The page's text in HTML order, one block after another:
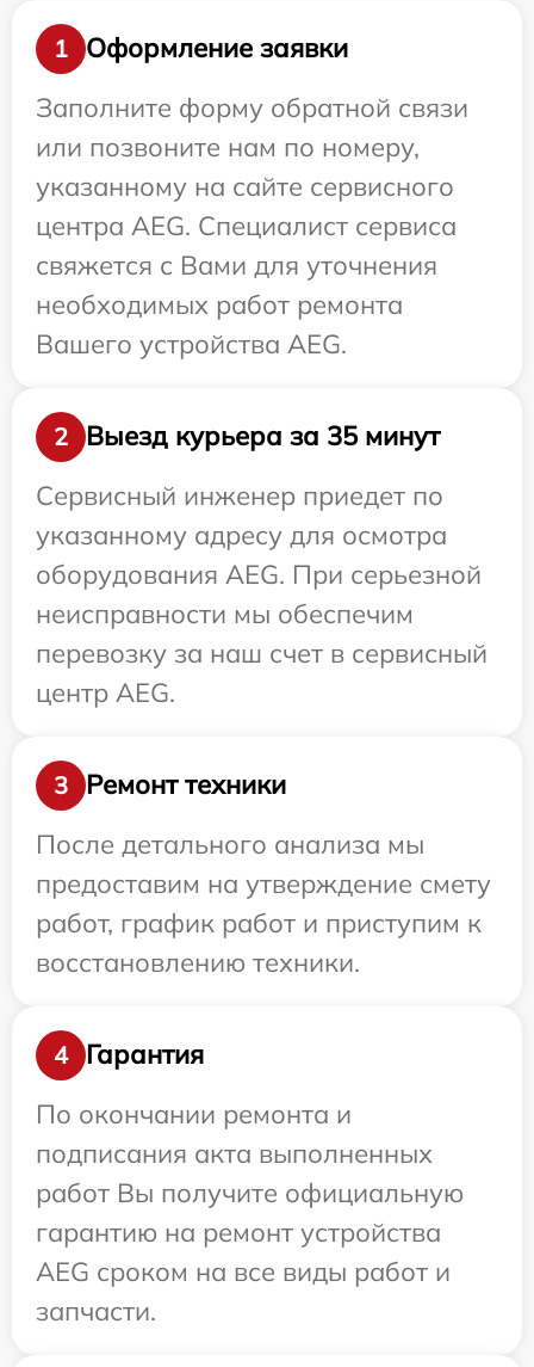
1
Оформление заявки
Заполните форму обратной связи
или позвоните нам по номеру,
указанному на сайте сервисного
центра AEG. Специалист сервиса
свяжется с Вами для уточнения
необходимых работ ремонта
Вашего устройства AEG.
2
Выезд курьера за 35 минут
Сервисный инженер приедет по
указанному адресу для осмотра
оборудования AEG. При серьезной
неисправности мы обеспечим
перевозку за наш счет в сервисный
центр AEG.
3
Ремонт техники
После детального анализа мы
предоставим на утверждение смету
работ, график работ и приступим к
восстановлению техники.
4
Гарантия
По окончании ремонта и
подписания акта выполненных
работ Вы получите официальную
гарантию на ремонт устройства
AEG сроком на все виды работ и
запчасти.